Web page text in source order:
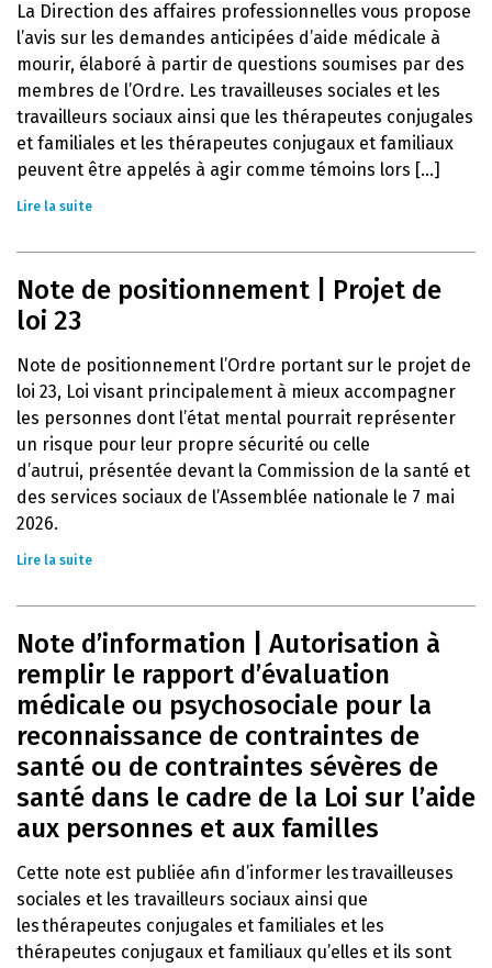
La Direction des affaires professionnelles vous propose
l’avis sur les demandes anticipées d’aide médicale à
mourir, élaboré à partir de questions soumises par des
membres de l’Ordre. Les travailleuses sociales et les
travailleurs sociaux ainsi que les thérapeutes conjugales
et familiales et les thérapeutes conjugaux et familiaux
peuvent être appelés à agir comme témoins lors [...]
Lire la suite
Note de positionnement | Projet de
loi 23
Note de positionnement l’Ordre portant sur le projet de
loi 23, Loi visant principalement à mieux accompagner
les personnes dont l’état mental pourrait représenter
un risque pour leur propre sécurité ou celle
d’autrui, présentée devant la Commission de la santé et
des services sociaux de l’Assemblée nationale le 7 mai
2026.
Lire la suite
Note d’information | Autorisation à
remplir le rapport d’évaluation
médicale ou psychosociale pour la
reconnaissance de contraintes de
santé ou de contraintes sévères de
santé dans le cadre de la Loi sur l’aide
aux personnes et aux familles
Cette note est publiée afin d’informer les travailleuses
sociales et les travailleurs sociaux ainsi que
les thérapeutes conjugales et familiales et les
thérapeutes conjugaux et familiaux qu’elles et ils sont